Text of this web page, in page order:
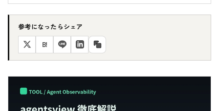
参考になったらシェア
B!